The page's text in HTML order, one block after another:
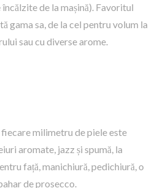
de la mașină). Favoritul
gama sa, de la cel pentru volum la
sau cu diverse arome.
milimetru de piele este
aromate, jazz și spumă, la
față, manichiură, pedichiură, o
de prosecco.